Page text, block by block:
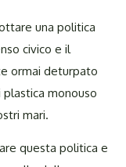
una politica
civico e il
ormai deturpato
monouso
mari.
questa politica e